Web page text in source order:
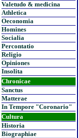
Valetudo & medicina
Athletica
Oeconomia
Homines
Socialia
Percontatio
Religio
Opiniones
Insolita
Chronicae
Sanctus
Matterae
In Tempore "Coronario"
Cultura
Historia
Biographiae